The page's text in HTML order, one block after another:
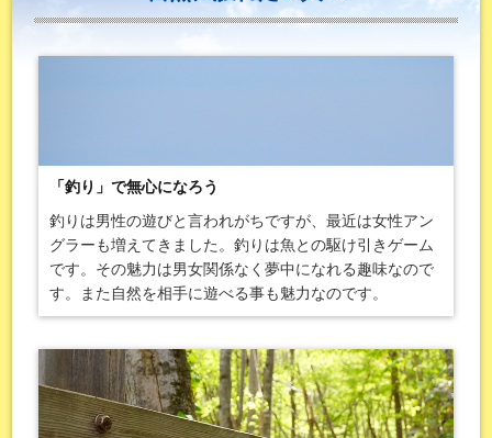
「釣り」で無心になろう
釣りは男性の遊びと言われがちですが、最近は女性アン
グラーも増えてきました。釣りは魚との駆け引きゲーム
です。その魅力は男女関係なく夢中になれる趣味なので
す。また自然を相手に遊べる事も魅力なのです。